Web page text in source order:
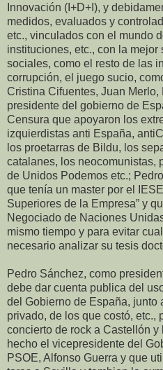
Innovación (I+D+I), y
medidos, evaluados y
etc., vinculados con el mundo
instituciones, etc., con la
sociales, como el resto de las
corrupción, el juego sucio,
Cristina Cifuentes, Juan Merlo,
presidente del gobierno de
Censura que apoyaron los
izquierdistas anti España,
los proetarras de Bildu, los
catalanes, los neocomunistas,
de Unidos Podemos etc.;
que tenía un master por el
Superiores de la Empresa” y
Negociado de Naciones
mismo tiempo y para evitar
necesario analizar su tesis
Pedro Sánchez, como
debe dar cuenta publica del
del Gobierno de España, junto
privado, de los que costó, etc.,
concierto de rock a Castellón
hecho el vicepresidente del
PSOE, Alfonso Guerra y que